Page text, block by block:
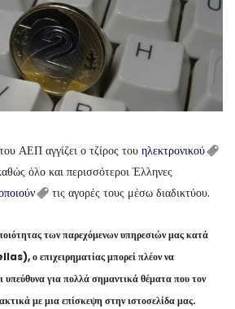
ΑΕΠ αγγίζει ο τζίρος του ηλεκτρονικού
όλο και περισσότεροι Έλληνες
τις αγορές τους μέσω διαδικτύου.
των παρεχόμενων υπηρεσιών μας κατά
ο επιχειρηματίας μπορεί πλέον να
υπεύθυνα για πολλά σημαντικά θέματα που τον
με μια επίσκεψη στην ιστοσελίδα μας.